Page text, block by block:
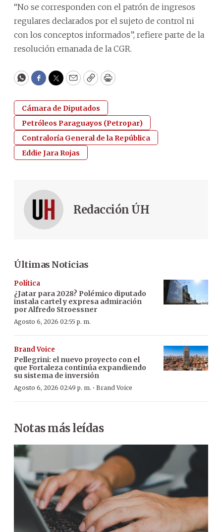
“No se corresponden con el patrón de ingresos
regulares declarados por el sujeto de control ni
con los conceptos informados”, refiere parte de la
resolución emanada de la CGR.
WhatsApp
Facebook
Twitter
EmailCopyPrint
Cámara de Diputados
Petróleos Paraguayos (Petropar)
Contraloría General de la República
Eddie Jara Rojas
Redacción ÚH
Últimas Noticias
Política
¿Jatar para 2028? Polémico diputado
instala cartel y expresa admiración
por Alfredo Stroessner
Agosto 6, 2026 02:55 p. m.
Brand Voice
Pellegrini: el nuevo proyecto con el
que Fortaleza continúa expandiendo
su sistema de inversión
Agosto 6, 2026 02:49 p. m. · Brand Voice
Notas más leídas